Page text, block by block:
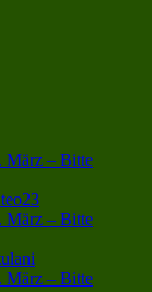
März – Bitte
März – Bitte
März – Bitte